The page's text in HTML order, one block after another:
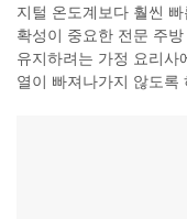
지털 온도계보다 훨씬
확성이 중요한 전문 주
유지하려는 가정 요리사
열이 빠져나가지 않도록